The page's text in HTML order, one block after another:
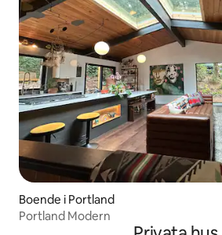
Boende i Portland
Portland Modern